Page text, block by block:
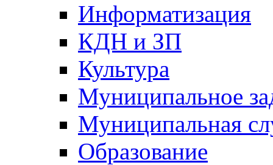
Информатизация
КДН и ЗП
Культура
Муниципальное
Муниципальная
Образование